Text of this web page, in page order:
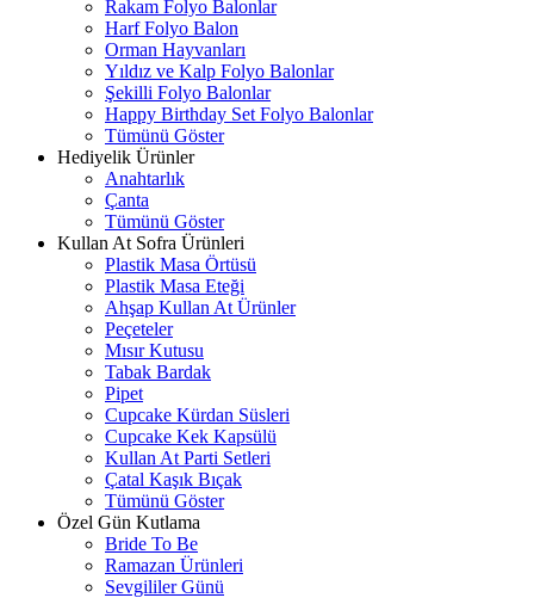
Rakam Folyo Balonlar
Harf Folyo Balon
Orman Hayvanları
Yıldız ve Kalp Folyo Balonlar
Şekilli Folyo Balonlar
Happy Birthday Set Folyo Balonlar
Tümünü Göster
Hediyelik Ürünler
Anahtarlık
Çanta
Tümünü Göster
Kullan At Sofra Ürünleri
Plastik Masa Örtüsü
Plastik Masa Eteği
Ahşap Kullan At Ürünler
Peçeteler
Mısır Kutusu
Tabak Bardak
Pipet
Cupcake Kürdan Süsleri
Cupcake Kek Kapsülü
Kullan At Parti Setleri
Çatal Kaşık Bıçak
Tümünü Göster
Özel Gün Kutlama
Bride To Be
Ramazan Ürünleri
Sevgililer Günü